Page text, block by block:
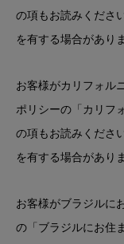
の項もお読みくださ
を有する場合があり
お客様がカリフォル
ポリシーの「 カリフ
の項もお読みくださ
を有する場合があり
お客様がブラジルに
の「 ブラジルにお住